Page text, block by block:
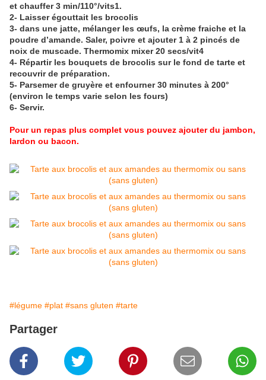
et chauffer3 min/110°/vits1.
2- Laisserégouttait les brocolis
3- dans une jatte, mélanger les œufs, la crème fraiche et la
poudre d’amande. Saler, poivre et ajouter 1 à 2 pincés de
noix de muscade. Thermomix mixer20 secs/vit4
4- Répartir les bouquets de brocolis sur le fond de tarte et
recouvrir de préparation.
5- Parsemer de gruyère et enfourner 30 minutes à 200°
(environ le temps varie selon les fours)
6- Servir.
Pour un repas plus complet vous pouvez ajouter du jambon,
lardon ou bacon.
#légume #plat #sans gluten #tarte
Partager